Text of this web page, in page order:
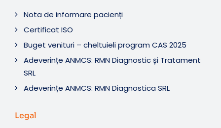
Nota de informare pacienți
Certificat ISO
Buget venituri – cheltuieli program CAS 2025
Adeverințe ANMCS: RMN Diagnostic și Tratament
SRL
Adeverințe ANMCS: RMN Diagnostica SRL
Legal